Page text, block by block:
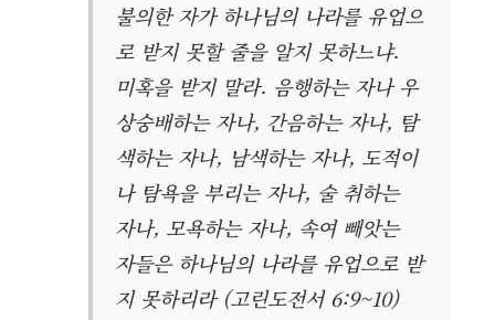
불의한 자가 하나님의 나라를 유업으
로 받지 못할 줄을 알지 못하느냐.
미혹을 받지 말라. 음행하는 자나 우
상숭배하는 자나, 간음하는 자나, 탐
색하는 자나, 남색하는 자나, 도적이
나 탐욕을 부리는 자나, 술 취하는
자나, 모욕하는 자나, 속여 빼앗는
자들은 하나님의 나라를 유업으로 받
지 못하리라 (고린도전서 6:9~10)